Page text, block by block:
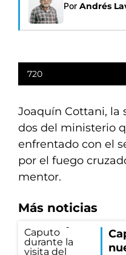
Por Andrés
720
Joaquín Cottani, la
dos del ministerio
enfrentado con el
por el fuego
mentor.
Más noticias